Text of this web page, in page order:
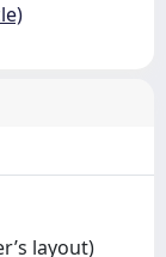
layout)